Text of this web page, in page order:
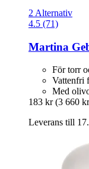
2 Alternativ
4.5 (71)
Martina
För torr
Vattenfri
Med
183 kr (3 660
Leverans till